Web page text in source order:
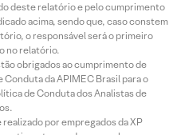
deste relatório e pelo cumprimento
acima, sendo que, caso constem
o responsável será o primeiro
no relatório.
obrigados ao cumprimento de
da APIMEC Brasil para o
de Conduta dos Analistas de
por empregados da XP